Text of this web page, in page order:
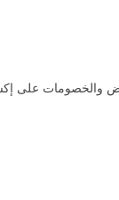
المختلفة وملحقاتها خصم يصل